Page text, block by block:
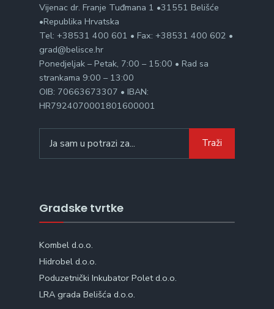
Vijenac dr. Franje Tuđmana 1 •31551 Belišće
•Republika Hrvatska
Tel: +38531 400 601 • Fax: +38531 400 602 •
grad@belisce.hr
Ponedjeljak – Petak, 7:00 – 15:00 • Rad sa
strankama 9:00 – 13:00
OIB: 70663673307 • IBAN:
HR7924070001801600001
for:
Traži
Gradske tvrtke
Kombel d.o.o.
Hidrobel d.o.o.
Poduzetnički Inkubator Polet d.o.o.
LRA grada Belišća d.o.o.